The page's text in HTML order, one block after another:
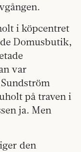
i köpcentret
Domusbutik,
var
på traven i
ja. Men
den